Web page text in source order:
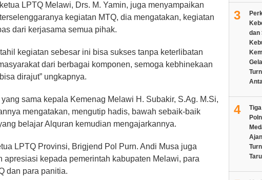
LPTQ Melawi, Drs. M. Yamin, juga menyampaikan
kegiatan MTQ, dia mengatakan, kegiatan
dari kerjasama semua pihak.
kegiatan sebesar ini bisa sukses tanpa keterlibatan
dari berbagai komponen, semoga kebhinekaan
dirajut” ungkapnya.
sama kepala Kemenag Melawi H. Subakir, S.Ag. M.Si,
mengatakan, mengutip hadis, bawah sebaik-baik
belajar Alquran kemudian mengajarkannya.
LPTQ Provinsi, Brigjend Pol Purn. Andi Musa juga
apresiasi kepada pemerintah kabupaten Melawi, para
dan para panitia.
3
dan
4